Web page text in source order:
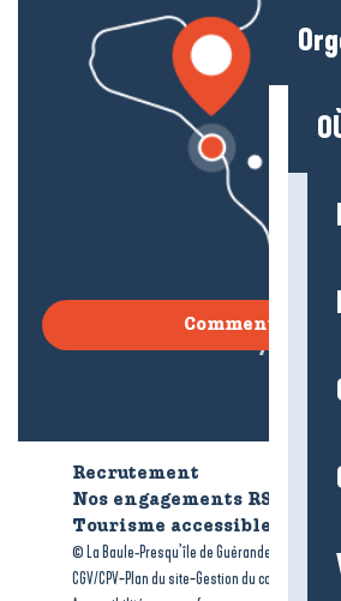
Comment venir
Recrutement
Qui
Nos engagements RSE
Tourisme accessible
© La Baule-Presqu’île de Guérande tourisme
CGV/CPV-Plan du site-Gestion du consentement